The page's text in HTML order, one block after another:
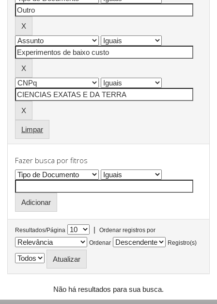
Limpar
Fazer busca por fitros
Resultados/Página |
Ordenar registros por
Ordenar
Registro(s)
Não há resultados para sua busca.